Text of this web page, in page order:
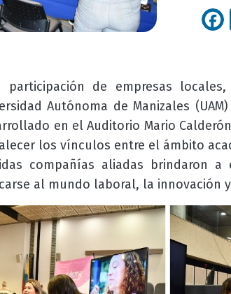
participación de empresas
Autónoma de Manizales
en el Auditorio Mario
los vínculos entre el ámbito
compañías aliadas brindaron
al mundo laboral, la innovación